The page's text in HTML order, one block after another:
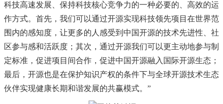
科技高速发展、保持科技核心竞争力的一种必要的、高效的运
作方式。首先，我们可以通过开源实现科技领先项目在世界范
围内的感知度，让更多的人感受到中国开源的技术先进性、社
区参与感和活跃度；其次，通过开源我们可以更主动地参与制
定标准，促进项目间合作，促进中国开源融入国际开源生态；
最后，开源也是在保护知识产权的条件下与全球开源技术生态
伙伴实现健康长期和谐发展的共赢模式。”